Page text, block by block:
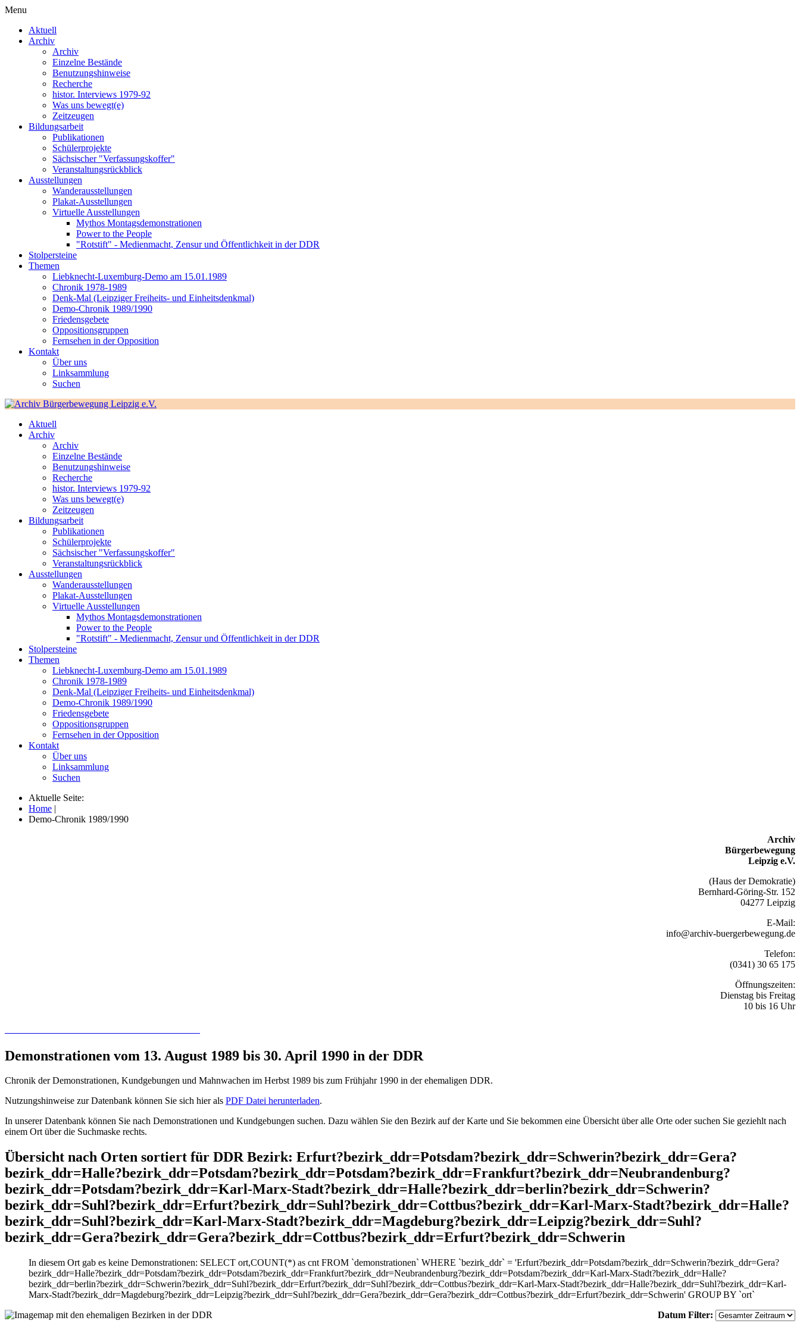
Menu
Aktuell
Archiv
Archiv
Einzelne Bestände
Benutzungshinweise
Recherche
histor. Interviews 1979-92
Was uns bewegt(e)
Zeitzeugen
Bildungsarbeit
Publikationen
Schülerprojekte
Sächsischer "Verfassungskoffer"
Veranstaltungsrückblick
Ausstellungen
Wanderausstellungen
Plakat-Ausstellungen
Virtuelle Ausstellungen
Mythos Montagsdemonstrationen
Power to the People
"Rotstift" - Medienmacht, Zensur und Öffentlichkeit in der DDR
Stolpersteine
Themen
Liebknecht-Luxemburg-Demo am 15.01.1989
Chronik 1978-1989
Denk-Mal (Leipziger Freiheits- und Einheitsdenkmal)
Demo-Chronik 1989/1990
Friedensgebete
Oppositionsgruppen
Fernsehen in der Opposition
Kontakt
Über uns
Linksammlung
Suchen
Aktuell
Archiv
Archiv
Einzelne Bestände
Benutzungshinweise
Recherche
histor. Interviews 1979-92
Was uns bewegt(e)
Zeitzeugen
Bildungsarbeit
Publikationen
Schülerprojekte
Sächsischer "Verfassungskoffer"
Veranstaltungsrückblick
Ausstellungen
Wanderausstellungen
Plakat-Ausstellungen
Virtuelle Ausstellungen
Mythos Montagsdemonstrationen
Power to the People
"Rotstift" - Medienmacht, Zensur und Öffentlichkeit in der DDR
Stolpersteine
Themen
Liebknecht-Luxemburg-Demo am 15.01.1989
Chronik 1978-1989
Denk-Mal (Leipziger Freiheits- und Einheitsdenkmal)
Demo-Chronik 1989/1990
Friedensgebete
Oppositionsgruppen
Fernsehen in der Opposition
Kontakt
Über uns
Linksammlung
Suchen
Aktuelle Seite:
Home |
Demo-Chronik 1989/1990
Archiv
Bürgerbewegung
Leipzig e.V.
(Haus der Demokratie)
Bernhard-Göring-Str. 152
04277 Leipzig
E-Mail:
info@archiv-buergerbewegung.de
Telefon:
(0341) 30 65 175
Öffnungszeiten:
Dienstag bis Freitag
10 bis 16 Uhr
Demonstrationen vom 13. August 1989 bis 30. April 1990 in der DDR
Chronik der Demonstrationen, Kundgebungen und Mahnwachen im Herbst 1989 bis zum Frühjahr 1990 in der ehemaligen DDR.
Nutzungshinweise zur Datenbank können Sie sich hier als PDF Datei herunterladen.
In unserer Datenbank können Sie nach Demonstrationen und Kundgebungen suchen. Dazu wählen Sie den Bezirk auf der Karte und Sie bekommen eine Übersicht über alle Orte oder suchen Sie geziehlt nach
einem Ort über die Suchmaske rechts.
Übersicht nach Orten sortiert für DDR Bezirk: Erfurt?bezirk_ddr=Potsdam?bezirk_ddr=Schwerin?bezirk_ddr=Gera?
bezirk_ddr=Halle?bezirk_ddr=Potsdam?bezirk_ddr=Potsdam?bezirk_ddr=Frankfurt?bezirk_ddr=Neubrandenburg?
bezirk_ddr=Potsdam?bezirk_ddr=Karl-Marx-Stadt?bezirk_ddr=Halle?bezirk_ddr=berlin?bezirk_ddr=Schwerin?
bezirk_ddr=Suhl?bezirk_ddr=Erfurt?bezirk_ddr=Suhl?bezirk_ddr=Cottbus?bezirk_ddr=Karl-Marx-Stadt?bezirk_ddr=Halle?
bezirk_ddr=Suhl?bezirk_ddr=Karl-Marx-Stadt?bezirk_ddr=Magdeburg?bezirk_ddr=Leipzig?bezirk_ddr=Suhl?
bezirk_ddr=Gera?bezirk_ddr=Gera?bezirk_ddr=Cottbus?bezirk_ddr=Erfurt?bezirk_ddr=Schwerin
In diesem Ort gab es keine Demonstrationen: SELECT ort,COUNT(*) as cnt FROM `demonstrationen` WHERE `bezirk_ddr` = 'Erfurt?bezirk_ddr=Potsdam?bezirk_ddr=Schwerin?bezirk_ddr=Gera?
bezirk_ddr=Halle?bezirk_ddr=Potsdam?bezirk_ddr=Potsdam?bezirk_ddr=Frankfurt?bezirk_ddr=Neubrandenburg?bezirk_ddr=Potsdam?bezirk_ddr=Karl-Marx-Stadt?bezirk_ddr=Halle?
bezirk_ddr=berlin?bezirk_ddr=Schwerin?bezirk_ddr=Suhl?bezirk_ddr=Erfurt?bezirk_ddr=Suhl?bezirk_ddr=Cottbus?bezirk_ddr=Karl-Marx-Stadt?bezirk_ddr=Halle?bezirk_ddr=Suhl?bezirk_ddr=Karl-
Marx-Stadt?bezirk_ddr=Magdeburg?bezirk_ddr=Leipzig?bezirk_ddr=Suhl?bezirk_ddr=Gera?bezirk_ddr=Gera?bezirk_ddr=Cottbus?bezirk_ddr=Erfurt?bezirk_ddr=Schwerin' GROUP BY `ort`
Datum Filter: